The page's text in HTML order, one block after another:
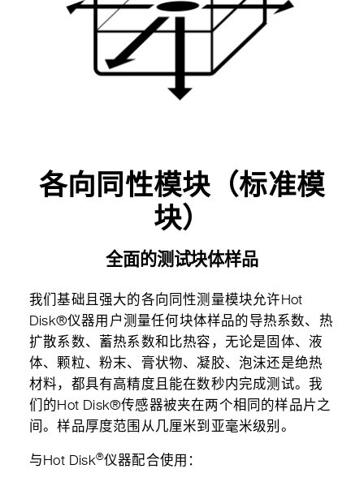
各向同性模块（标准模
块）
全面的测试块体样品
我们基础且强大的各向同性测量模块允许Hot
Disk®仪器用户测量任何块体样品的导热系数、热
扩散系数、蓄热系数和比热容，无论是固体、液
体、颗粒、粉末、膏状物、凝胶、泡沫还是绝热
材料，都具有高精度且能在数秒内完成测试。我
们的Hot Disk®传感器被夹在两个相同的样品片之
间。样品厚度范围从几厘米到亚毫米级别。
与Hot Disk®仪器配合使用：